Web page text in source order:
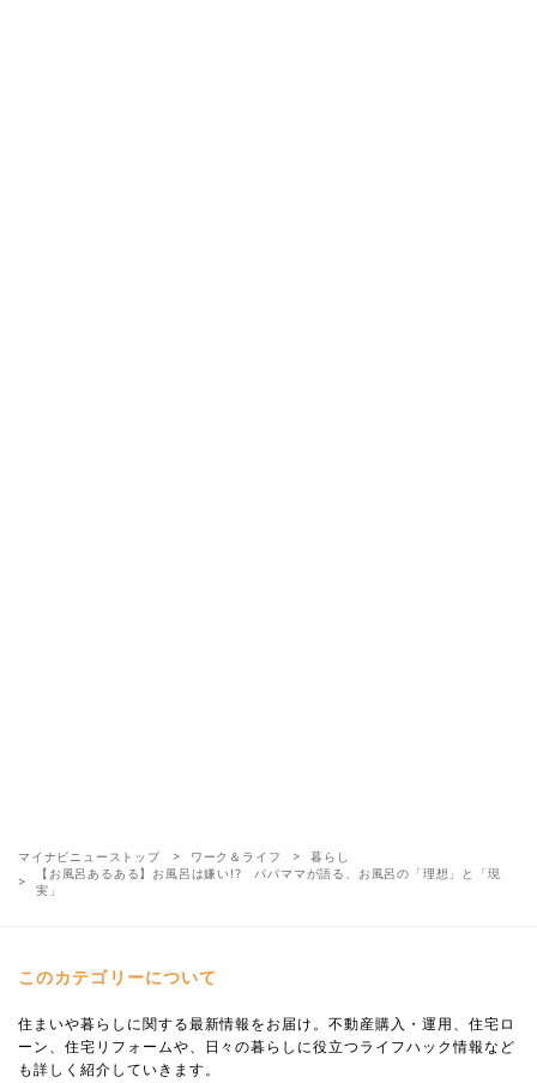
マイナビニューストップ ワーク＆ライフ
暮らし
【お風呂あるある】お風呂は嫌い!? パパママが語る、お風呂の「理想」と「現
実」
このカテゴリーについて
住まいや暮らしに関する最新情報をお届け。不動産購入・運用、住宅ロ
ーン、住宅リフォームや、日々の暮らしに役立つライフハック情報など
も詳しく紹介していきます。